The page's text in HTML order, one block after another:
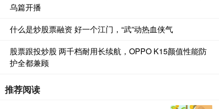
乌篇开播
什么是炒股票融资 好一个江门，“武”动热血侠气
股票跟投炒股 两千档耐用长续航，OPPO K15颜值性能防
护全都兼顾
推荐阅读